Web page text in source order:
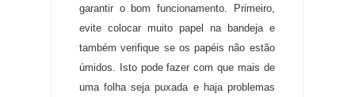
garantir o bom funcionamento
Primeiro,
evite colocar muito papel na bandeja e
também verifique se os papéis não estão
úmidos
Isto pode fazer com que mais de
uma folha seja puxada e haja problemas